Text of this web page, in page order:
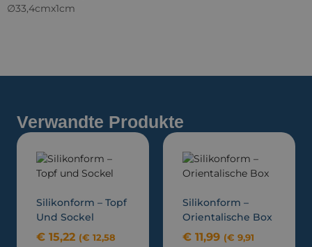
∅33,4cmx1cm
Verwandte Produkte
Silikonform – Topf
Und Sockel
€ 15,22 (€ 12,58
Silikonform –
Orientalische Box
€ 11,99 (€ 9,91